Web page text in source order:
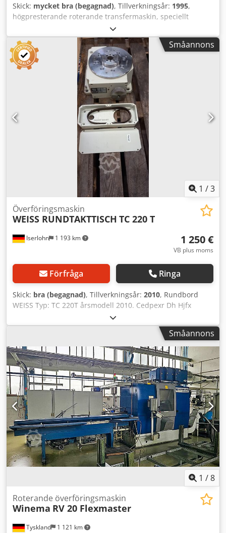
Skick: mycket bra (begagnad), Tillverkningsår: 1995,
högpresterande roterande transfermaskin, speciellt
utformad för massproduktion av medelstora och stora
detaljer. Tack vare korta produktionstider, hög precision
och driftsäkerhet bidrar den till ökad effektivitet inom
maskinbearbetningsindustrin: upp till 15
bearbetningsoperationer, tvärgående
bearbetningsoperationer eller framåtriktade
bearbetningsoperationer på båda sidor. Cedpfxoznnpmj
Småannons
1 /3
Iserlohn 1 193 km
Överföringsmaskin
WEISS RUNDTAKTTISCH TC 220 T
1 250 €
VB plus moms
Förfråga Ringa
Skick: bra (begagnad), Tillverkningsår: 2010, Rundbord
WEISS Typ: TC 220T årsmodell 2010. Cedpexr Dh Hjfx
Småannons
1 /8
Tyskland 1 121 km
Roterande överföringsmaskin
Winema RV 20 Flexmaster